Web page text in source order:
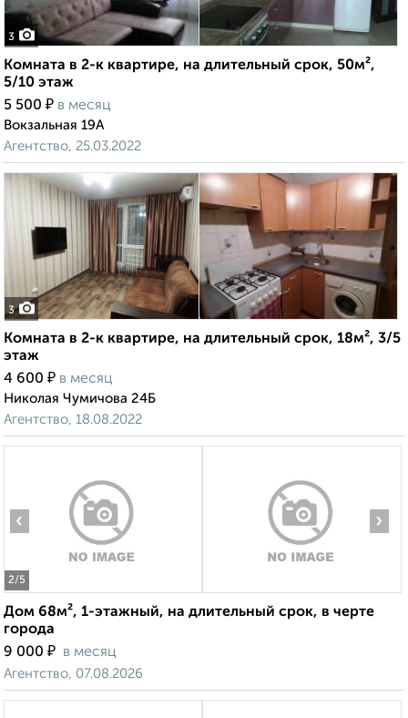
3
Комната в 2-к квартире, на длительный срок, 50м²,
5/10 этаж
5 500 ₽ в месяц
Вокзальная 19А
Агентство, 25.03.2022
3
Комната в 2-к квартире, на длительный срок, 18м², 3/5
этаж
4 600 ₽ в месяц
Николая Чумичова 24Б
Агентство, 18.08.2022
2/5
‹ ›
Дом 68м², 1-этажный, на длительный срок, в черте
города
9 000 ₽ в месяц
Агентство, 07.08.2026